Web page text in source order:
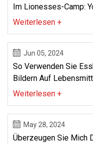
Im Lionesses-Camp:
Weiterlesen +
Jun 05, 2024
So Verwenden Sie
Bildern Auf
Weiterlesen +
May 28, 2024
Überzeugen Sie Mich